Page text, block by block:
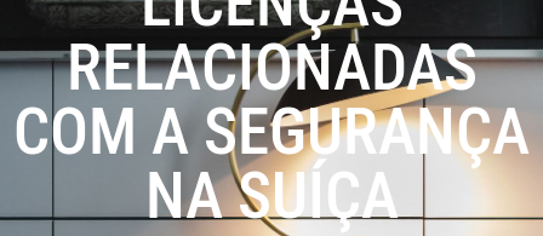
RELACIONADAS
COM A SEGURANÇA
NA SUÍÇA